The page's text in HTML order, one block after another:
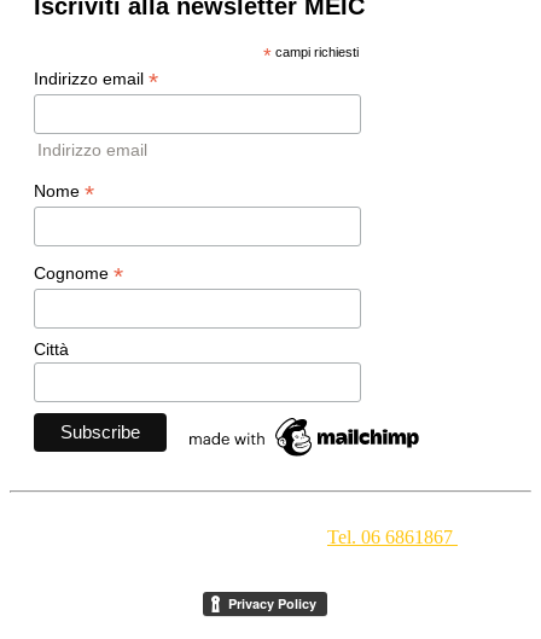
Iscriviti alla newsletter MEIC
*campi richiesti
Indirizzo email *
Indirizzo email
Nome *
Cognome *
Città
Tel. 06 6861867